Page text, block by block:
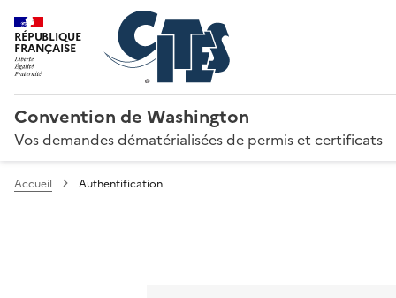
RÉPUBLIQUE
FRANÇAISE
Convention de Washington
Vos demandes dématérialisées de permis et certificats
Accueil Authentification